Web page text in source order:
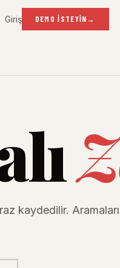
Giriş DEMO İSTEYIN→
kaydedilir. Aramaları